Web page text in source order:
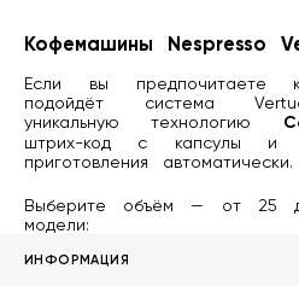
Кофемашины Nespresso
Если вы
подойдёт система
уникальную технологию
штрих-код с капсулы и
приготовления автоматически.
Выберите объём — от 25
модели:
Vertuo Pop+
ИНФОРМАЦИЯ